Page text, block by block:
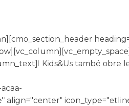
Kids&Us també obre
align="center"